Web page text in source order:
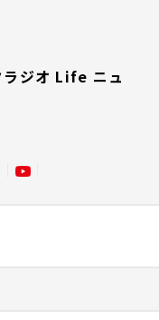
ラジオ Life ニュ